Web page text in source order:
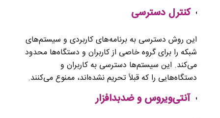
کنترل دسترسی
این روش دسترسی به برنامه‌های کاربردی و سیستم‌های
شبکه را برای گروه خاصی از کاربران و دستگاه‌ها محدود
می‌کند. این سیستم‌ها دسترسی به کاربران و
دستگاه‌هایی را که قبلاً تحریم نشده‌اند، ممنوع می‌کنند.
آنتی‌ویروس و ضدبدافزار